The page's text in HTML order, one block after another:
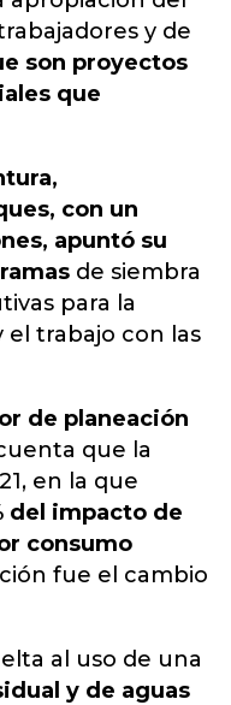
y de
son proyectos
que
con un
apuntó su
de siembra
para la
trabajo con las
de planeación
que la
en la que
del impacto de
consumo
fue el cambio
al uso de una
y de aguas